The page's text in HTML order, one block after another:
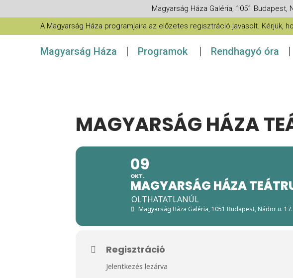
Magyarság Háza Galéria, 1051
A Magyarság Háza programjaira az előzetes regisztráció javasolt. Kérjük,
Magyarság Háza Programok Rendhagyó óra
MAGYARSÁG HÁZA
09
OKT.
MAGYARSÁG HÁZA
OLTHATATLANÚL
Magyarság Háza Galéria, 1051 Budapest, Nádor u. 17.
Regisztráció
Jelentkezés lezárva